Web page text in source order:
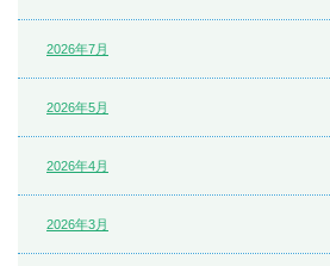
2026年7月
2026年5月
2026年4月
2026年3月